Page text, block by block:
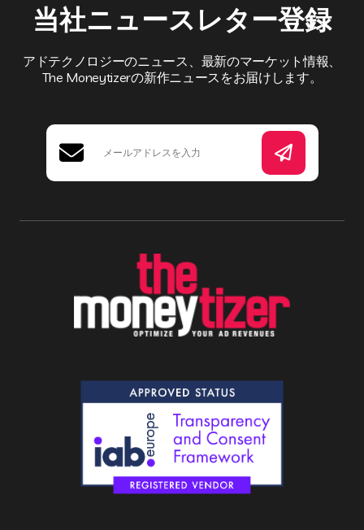
当社ニュースレター登録
アドテクノロジーのニュース、最新のマーケット情報、
The Moneytizerの新作ニュースをお届けします。